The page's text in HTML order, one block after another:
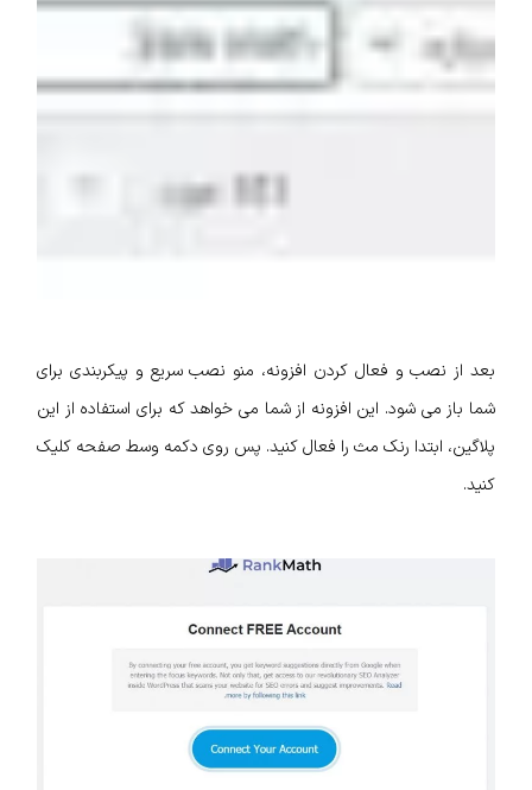
بعد از نصب و فعال کردن افزونه، منو نصب سریع و پیکربندی برای
شما باز می شود. این افزونه از شما می خواهد که برای استفاده از این
پلاگین، ابتدا رنک مث را فعال کنید. پس روی دکمه وسط صفحه کلیک
کنید.